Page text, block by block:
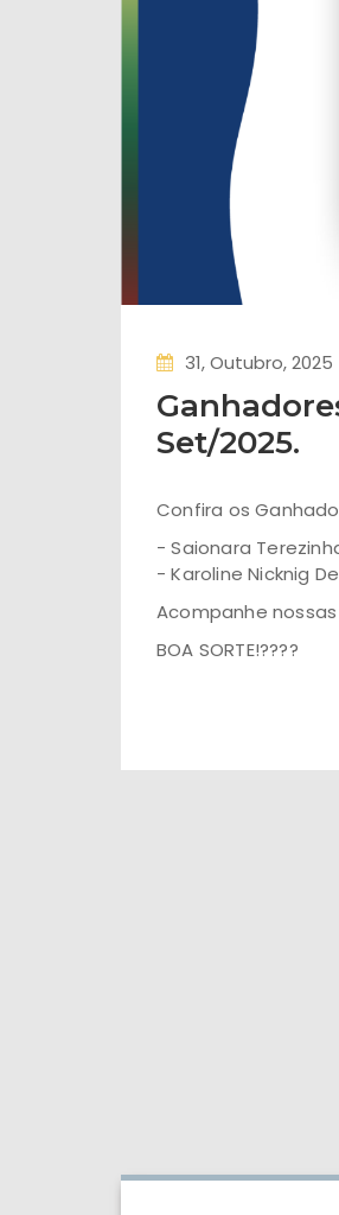
31, Outubro, 2025
Set/2025.
Confira os
- Saionara
- Karoline Nicknig
Acompanhe
BOA SORTE!????